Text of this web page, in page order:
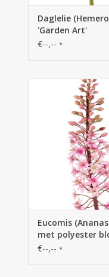
Daglelie
'Garden Art'
€--,-- *
130561RG - Eucomis
met polyester
bloemknoppen,
Eucomis
met polyester
en plastic
€--,-- *